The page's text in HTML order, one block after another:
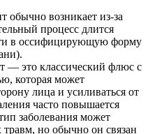
обычно возникает из-за
процесс длится
в оссифицирующую форму
— это классический флюс с
которая может
лица и усиливаться от
часто повышается
заболевания может
травм, но обычно он связан